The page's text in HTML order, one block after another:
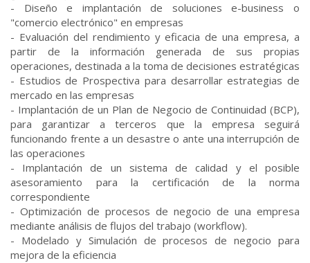
- Diseño e implantación de soluciones e-business o
"comercio electrónico" en empresas
- Evaluación del rendimiento y eficacia de una empresa, a
partir de la información generada de sus propias
operaciones, destinada a la toma de decisiones estratégicas
- Estudios de Prospectiva para desarrollar estrategias de
mercado en las empresas
- Implantación de un Plan de Negocio de Continuidad (BCP),
para garantizar a terceros que la empresa seguirá
funcionando frente a un desastre o ante una interrupción de
las operaciones
- Implantación de un sistema de calidad y el posible
asesoramiento para la certificación de la norma
correspondiente
- Optimización de procesos de negocio de una empresa
mediante análisis de flujos del trabajo (workflow).
- Modelado y Simulación de procesos de negocio para
mejora de la eficiencia